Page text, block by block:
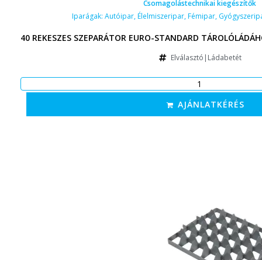
Csomagolástechnikai kiegészítők
Iparágak: Autóipar,Élelmiszeripar,Fémipar,
40 REKESZES SZEPARÁTOR EURO-STANDARD
Elválasztó|Ládabetét
AJÁNLATKÉRÉS